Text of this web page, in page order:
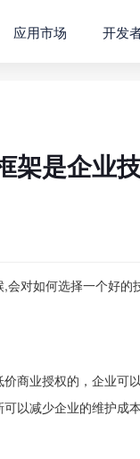
应用市场 开发
架是企业
对如何选择一个好
商业授权的，企业可
以减少企业的维护成本